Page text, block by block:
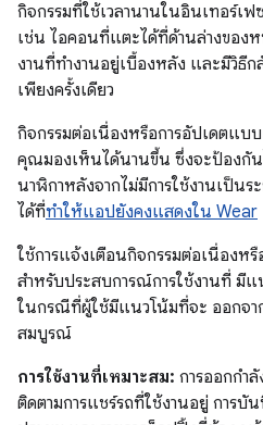
กิจกรรมที่ใช้เวลานานในอินเทอร์เฟ
เช่น ไอคอนที่แตะได้ที่ด้านล่างของ
งานที่ทำงานอยู่เบื้องหลัง และมีวิธี
เพียงครั้งเดียว
กิจกรรมต่อเนื่องหรือการอัปเดตแบ
คุณมองเห็นได้นานขึ้น ซึ่งจะป้องกั
นาฬิกาหลังจากไม่มีการใช้งานเป็นร
ได้ที่ทำให้แอปยังคงแสดงใน Wear
ใช้การแจ้งเตือนกิจกรรมต่อเนื่องหรื
สำหรับประสบการณ์การใช้งานที่ มี
ในกรณีที่ผู้ใช้มีแนวโน้มที่จะ ออกจา
สมบูรณ์
การใช้งานที่เหมาะสม: การออกกำ
ติดตามการแชร์รถที่ใช้งานอยู่ การบั